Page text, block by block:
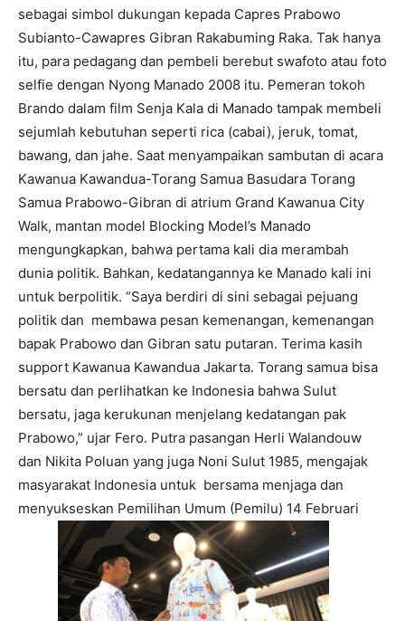
sebagai simbol dukungan kepada Capres Prabowo
Subianto-Cawapres Gibran Rakabuming Raka. Tak hanya
itu, para pedagang dan pembeli berebut swafoto atau foto
selfie dengan Nyong Manado 2008 itu. Pemeran tokoh
Brando dalam film Senja Kala di Manado tampak membeli
sejumlah kebutuhan seperti rica (cabai), jeruk, tomat,
bawang, dan jahe. Saat menyampaikan sambutan di acara
Kawanua Kawandua-Torang Samua Basudara Torang
Samua Prabowo-Gibran di atrium Grand Kawanua City
Walk, mantan model Blocking Model’s Manado
mengungkapkan, bahwa pertama kali dia merambah
dunia politik. Bahkan, kedatangannya ke Manado kali ini
untuk berpolitik. “Saya berdiri di sini sebagai pejuang
politik dan membawa pesan kemenangan, kemenangan
bapak Prabowo dan Gibran satu putaran. Terima kasih
support Kawanua Kawandua Jakarta. Torang samua bisa
bersatu dan perlihatkan ke Indonesia bahwa Sulut
bersatu, jaga kerukunan menjelang kedatangan pak
Prabowo,” ujar Fero. Putra pasangan Herli Walandouw
dan Nikita Poluan yang juga Noni Sulut 1985, mengajak
masyarakat Indonesia untuk bersama menjaga dan
menyukseskan Pemilihan Umum (Pemilu) 14 Februari